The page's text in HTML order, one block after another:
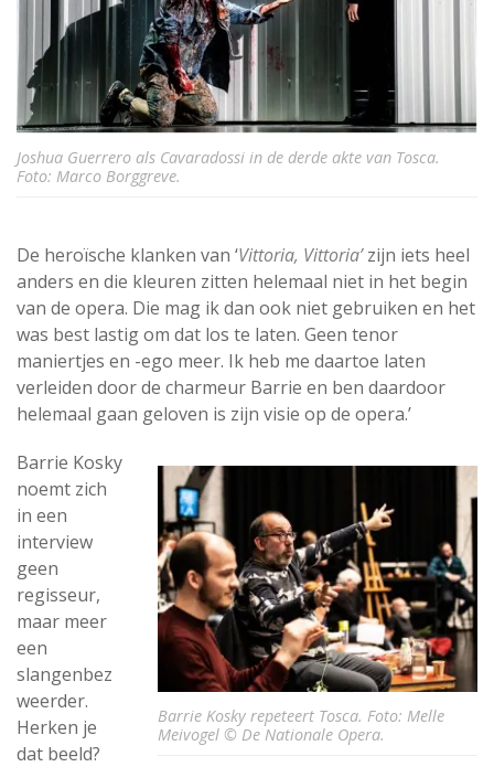
Joshua Guerrero als Cavaradossi in de derde akte van Tosca.
Foto: Marco Borggreve.
De heroïsche klanken van ‘Vittoria, Vittoria’zijn iets heel
anders en die kleuren zitten helemaal niet in het begin
van de opera. Die mag ik dan ook niet gebruiken en het
was best lastig om dat los te laten. Geen tenor
maniertjes en -ego meer. Ik heb me daartoe laten
verleiden door de charmeur Barrie en ben daardoor
helemaal gaan geloven is zijn visie op de opera.’
Barrie Kosky repeteert Tosca. Foto: Melle
Meivogel © De Nationale Opera.
Barrie Kosky
noemt zich
in een
interview
geen
regisseur,
maar meer
een
slangenbez
weerder.
Herken je
dat beeld?